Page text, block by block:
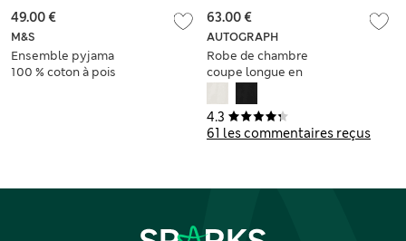
M&S
Ensemble pyjama
100 % coton à pois
49.00 €
4.3
61 les commentaires reçus
AUTOGRAPH
Robe de chambre
coupe longue en
63.00 €